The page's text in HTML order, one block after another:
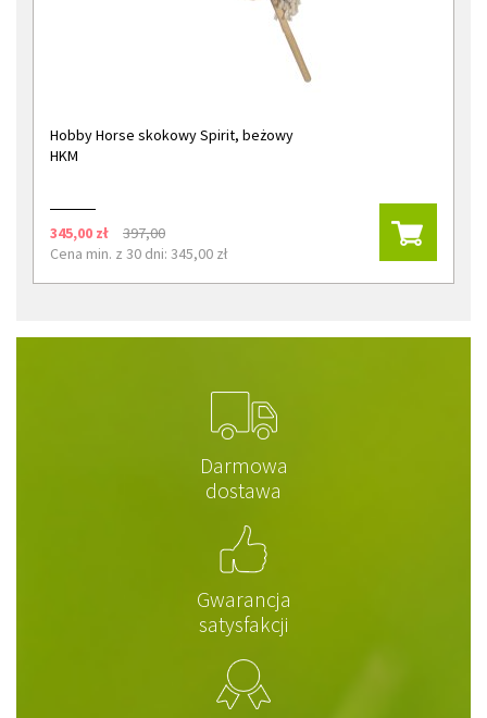
Hobby Horse skokowy Spirit, beżowy
HKM
345,00 zł
397,00
Cena min. z 30 dni: 345,00 zł
Darmowa
dostawa
Gwarancja
satysfakcji